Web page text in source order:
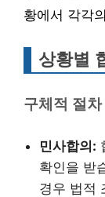
황에서 각각
상황별
구체적 절차
민사합의:
확인을 받
경우 법적